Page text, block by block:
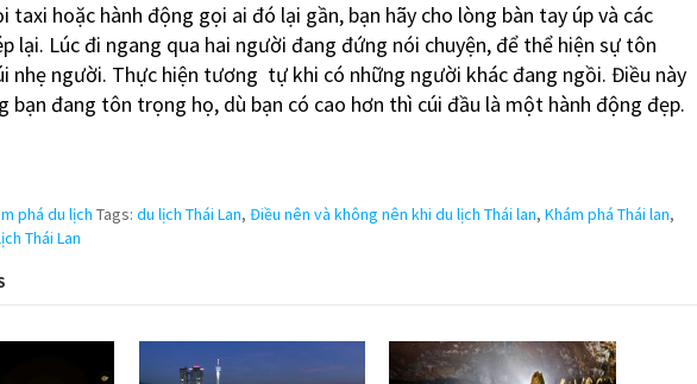
taxi hoặc hành động gọi ai đó lại gần, bạn hãy cho lòng bàn tay úp và các
lại. Lúc đi ngang qua hai người đang đứng nói chuyện, để thể hiện sự tôn
nhẹ người. Thực hiện tương tự khi có những người khác đang ngồi. Điều này
bạn đang tôn trọng họ, dù bạn có cao hơn thì cúi đầu là một hành động đẹp.
phá du lịch Tags: du lịch Thái Lan, Điều nên và không nên khi du lịch Thái lan, Khám phá Thái lan,
Thái Lan